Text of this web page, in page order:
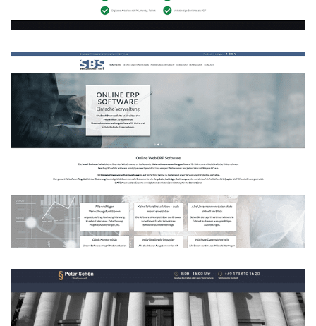
Unternehmensverwaltungssoftware
WEBDESIGN